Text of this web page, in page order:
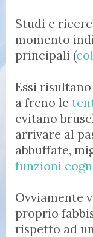
Studi e
momento
principali (
Essi
a freno le
evitano
arrivare al
abbuffate,
funzioni
Ovviamente
proprio
rispetto ad